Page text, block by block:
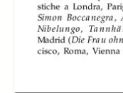
Orchestra del
Teatro Regio di
Torino diretta da
Pinchas Steinberg